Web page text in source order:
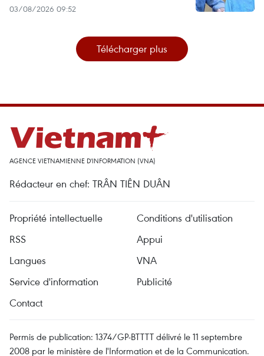
03/08/2026 09:52
Télécharger plus
AGENCE VIETNAMIENNE D'INFORMATION (VNA)
Rédacteur en chef: TRÂN TIÊN DUÂN
Propriété intellectuelle
Conditions d'utilisation
RSS
Appui
Langues
VNA
Service d'information
Publicité
Contact
Permis de publication: 1374/GP-BTTTT délivré le 11 septembre
2008 par le ministère de l'Information et de la Communication.